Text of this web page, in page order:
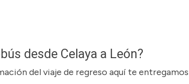
desde Celaya a León?
del viaje de regreso aquí te